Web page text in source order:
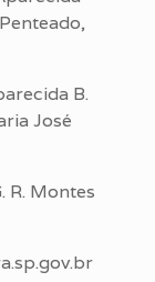
B.
José
R. Montes